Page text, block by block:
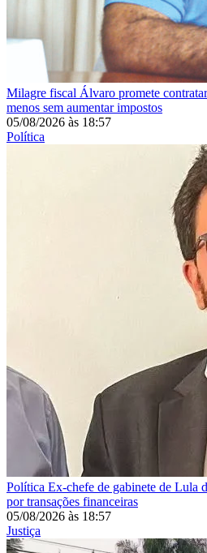
Milagre fiscal Álvaro promete
menos sem aumentar impostos
05/08/2026 às 18:57
Política
Política Ex-chefe de gabinete de Lula
por transações financeiras
05/08/2026 às 18:57
Justiça